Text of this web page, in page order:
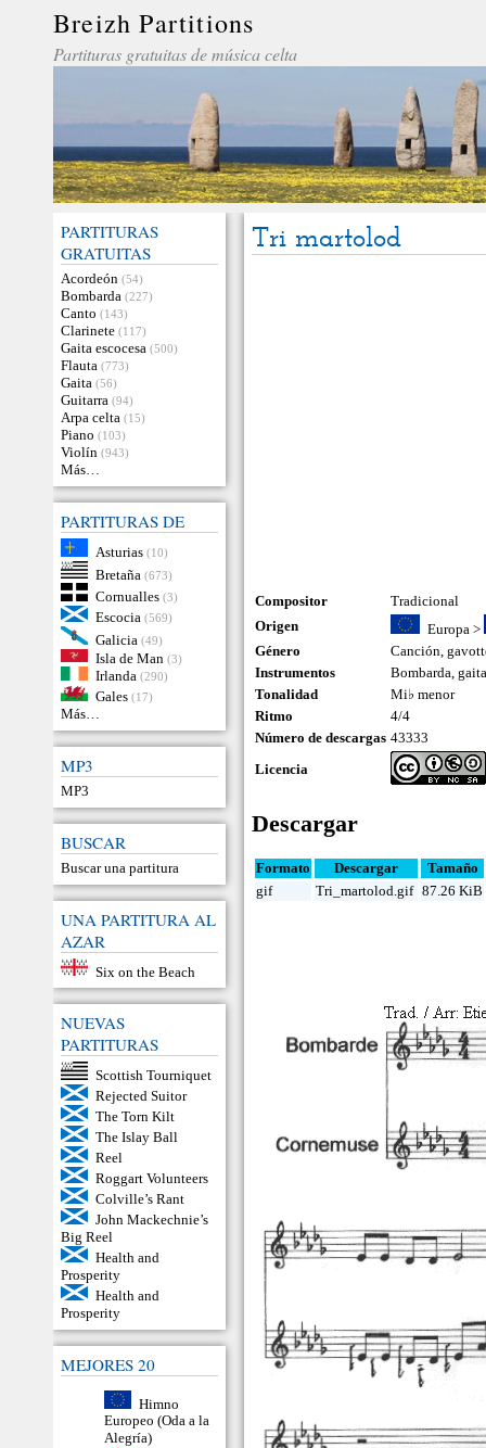
Breizh Partitions
Partituras gratuitas de música celta
PARTITURAS
GRATUITAS
Acordeón (54)
Bombarda (227)
Canto (143)
Clarinete (117)
Gaita escocesa (500)
Flauta (773)
Gaita (56)
Guitarra (94)
Arpa celta (15)
Piano (103)
Violín (943)
Más…
PARTITURAS DE
Asturias (10)
Bretaña (673)
Cornualles (3)
Escocia (569)
Galicia (49)
Isla de Man (3)
Irlanda (290)
Gales (17)
Más…
MP3
MP3
BUSCAR
Buscar una partitura
UNA PARTITURA AL
AZAR
Six on the Beach
NUEVAS
PARTITURAS
Scottish Tourniquet
Rejected Suitor
The Torn Kilt
The Islay Ball
Reel
Roggart Volunteers
Colville’s Rant
John Mackechnie’s
Big Reel
Health and
Prosperity
Health and
Prosperity
MEJORES 20
Himno
Europeo (Oda a la
Alegría)
Tri martolod
Compositor
Tradicional
Origen
Europa>
Género
Canción,
Instrumentos
Bombarda,
Tonalidad
Mi♭ menor
Ritmo
4/4
Número de descargas 43333
Licencia
Descargar
Formato Descargar
Tamaño
gif
Tri_martolod.gif 87.26 KiB